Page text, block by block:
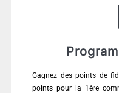
Gagnez des points de
points pour la 1ère